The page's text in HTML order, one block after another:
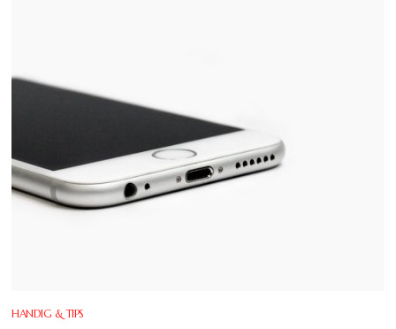
HANDIG & TIPS